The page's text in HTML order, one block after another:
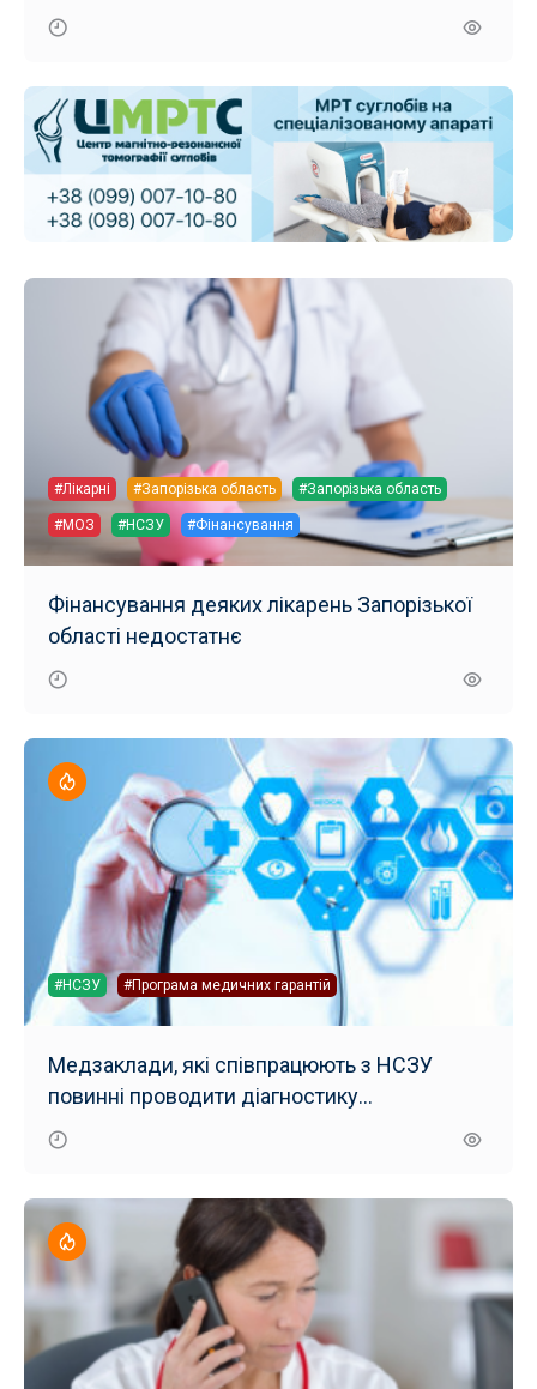
в наступному році не зможуть продовжити
#Лікарні #Запорізька область #Запорізька область
#МОЗ #НСЗУ #Фінансування
Фінансування деяких лікарень Запорізької
області недостатнє
#НСЗУ #Програма медичних гарантій
Медзаклади, які співпрацюють з НСЗУ
повинні проводити діагностику
безкоштовно